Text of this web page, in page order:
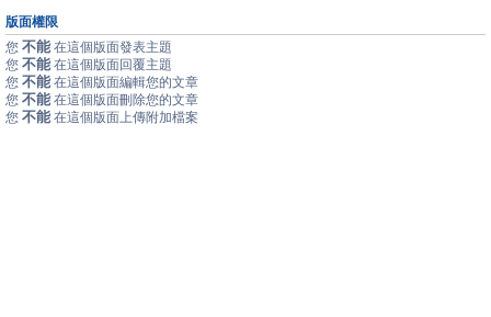
版面權限
您 不能 在這個版面發表主題
您 不能 在這個版面回覆主題
您 不能 在這個版面編輯您的文章
您 不能 在這個版面刪除您的文章
您 不能 在這個版面上傳附加檔案